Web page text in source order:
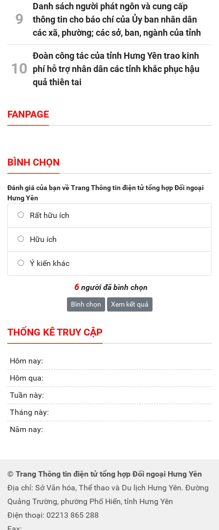
9
Danh sách người phát ngôn và cung cấp
thông tin cho báo chí của Ủy ban nhân dân
các xã, phường; các sở, ban, ngành của tỉnh
10
Đoàn công tác của tỉnh Hưng Yên trao kinh
phí hỗ trợ nhân dân các tỉnh khắc phục hậu
quả thiên tai
FANPAGE
BÌNH CHỌN
Đánh giá của bạn về Trang Thông tin điện tử tổng hợp Đối ngoại
Hưng Yên
Rất hữu ích
Hữu ích
Ý kiến khác
6 người đã bình chọn
Bình chọn Xem kết quả
THỐNG KÊ TRUY CẬP
Hôm nay:
Hôm qua:
Tuần này:
Tháng này:
Năm nay:
© Trang Thông tin điện tử tổng hợp Đối ngoại Hưng Yên
Địa chỉ: Sở Văn hóa, Thể thao và Du lịch Hưng Yên. Đường
Quảng Trường, phường Phố Hiến, tỉnh Hưng Yên
Điện thoại: 02213 865 288